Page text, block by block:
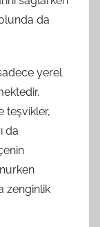
da
yerel
teşvikler,
da
zenginlik